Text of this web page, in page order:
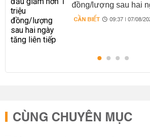
đồng/lượng sau hai
liên tiếp
CẦN BIẾT 09:37 | 07/08/
CÙNG CHUYÊN MỤC